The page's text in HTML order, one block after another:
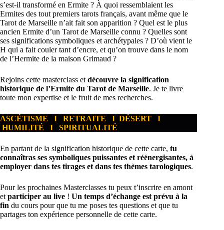
s’est-il transformé en Ermite ? À quoi ressemblaient les
Ermites des tout premiers tarots français, avant même que le
Tarot de Marseille n’ait fait son apparition ? Quel est le plus
ancien Ermite d’un Tarot de Marseille connu ? Quelles sont
ses significations symboliques et archétypales ? D’où vient le
H qui a fait couler tant d’encre, et qu’on trouve dans le nom
de l’Hermite de la maison Grimaud ?
Rejoins cette masterclass et découvre la signification
historique de l’Ermite du Tarot de Marseille. Je te livre
toute mon expertise et le fruit de mes recherches.
ASCÉTISME I RETRAITE I DÉSERT I
HUMILITÉ I SPIRITUALITÉ
En partant de la signification historique de cette carte, tu
connaîtras ses symboliques puissantes et réénergisantes, à
employer dans tes tirages et dans tes thèmes tarologiques.
Pour les prochaines Masterclasses tu peux t’inscrire en amont
et participer au live ! Un temps d’échange est prévu à la
fin du cours pour que tu me poses tes questions et que tu
partages ton expérience personnelle de cette carte.